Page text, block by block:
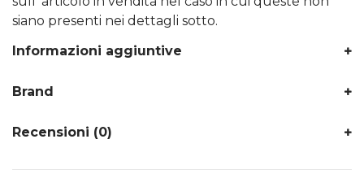
siano presenti nei dettagli sotto.
Informazioni aggiuntive
Brand
Recensioni (0)